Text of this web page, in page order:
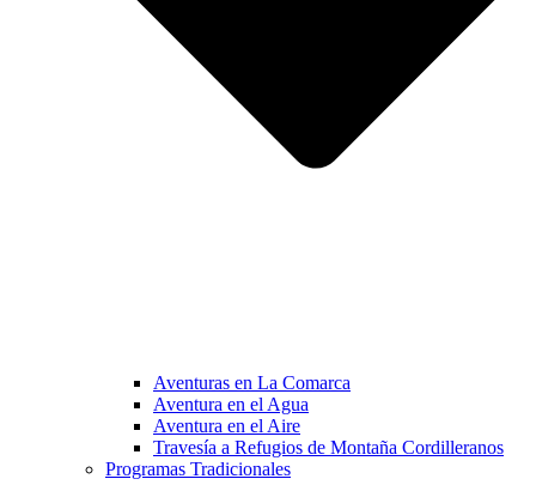
Aventuras en La Comarca
Aventura en el Agua
Aventura en el Aire
Travesía a Refugios de Montaña Cordilleranos
Programas Tradicionales